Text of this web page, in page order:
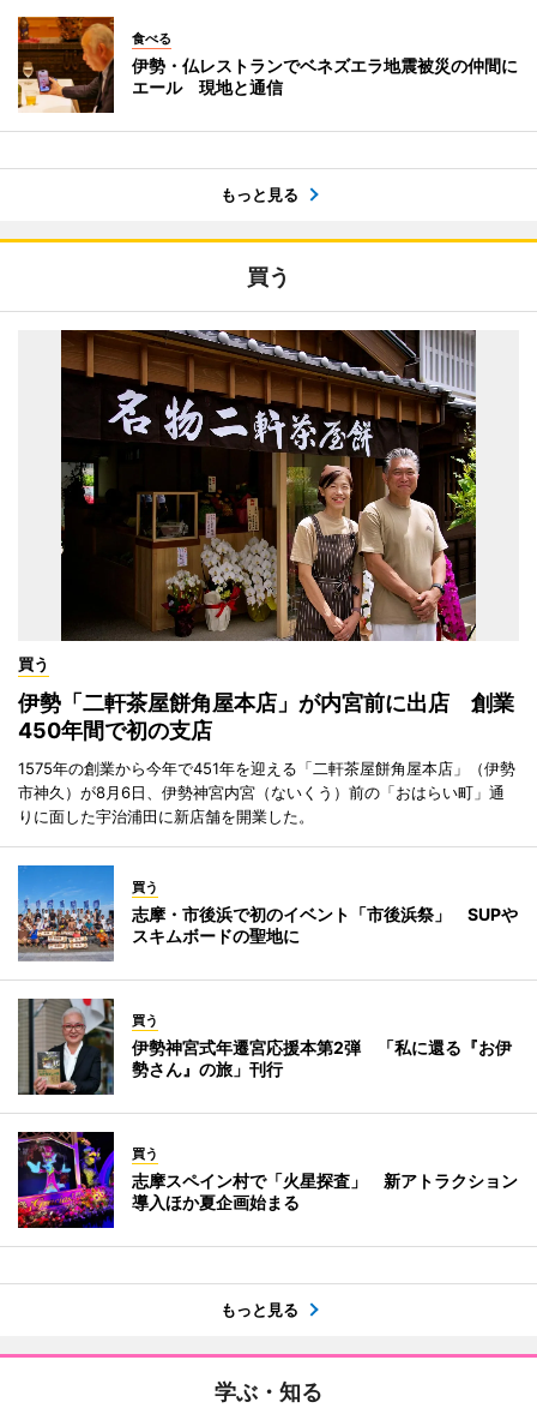
食べる
伊勢・仏レストランでベネズエラ地震被災の仲間に
エール 現地と通信
もっと見る
買う
買う
伊勢「二軒茶屋餅角屋本店」が内宮前に出店 創業
450年間で初の支店
1575年の創業から今年で451年を迎える「二軒茶屋餅角屋本店」（伊勢
市神久）が8月6日、伊勢神宮内宮（ないくう）前の「おはらい町」通
りに面した宇治浦田に新店舗を開業した。
買う
志摩・市後浜で初のイベント「市後浜祭」 SUPや
スキムボードの聖地に
買う
伊勢神宮式年遷宮応援本第2弾 「私に還る『お伊
勢さん』の旅」刊行
買う
志摩スペイン村で「火星探査」 新アトラクション
導入ほか夏企画始まる
もっと見る
学ぶ・知る